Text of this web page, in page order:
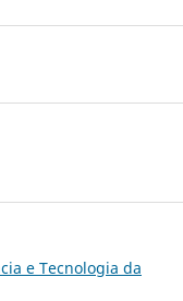
e Tecnologia da